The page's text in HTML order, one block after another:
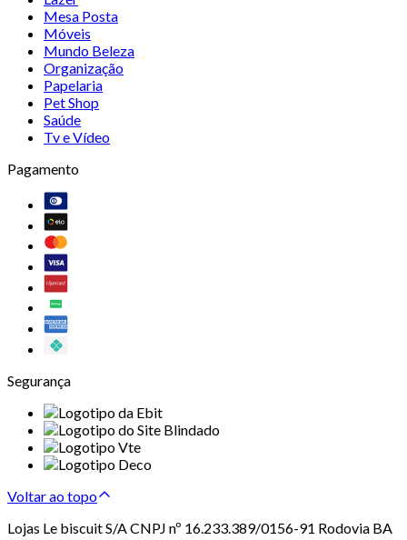
Mesa Posta
Móveis
Mundo Beleza
Organização
Papelaria
Pet Shop
Saúde
Tv e Vídeo
Pagamento
Segurança
Voltar ao topo
Lojas Le biscuit S/A CNPJ nº 16.233.389/0156-91 Rodovia BA